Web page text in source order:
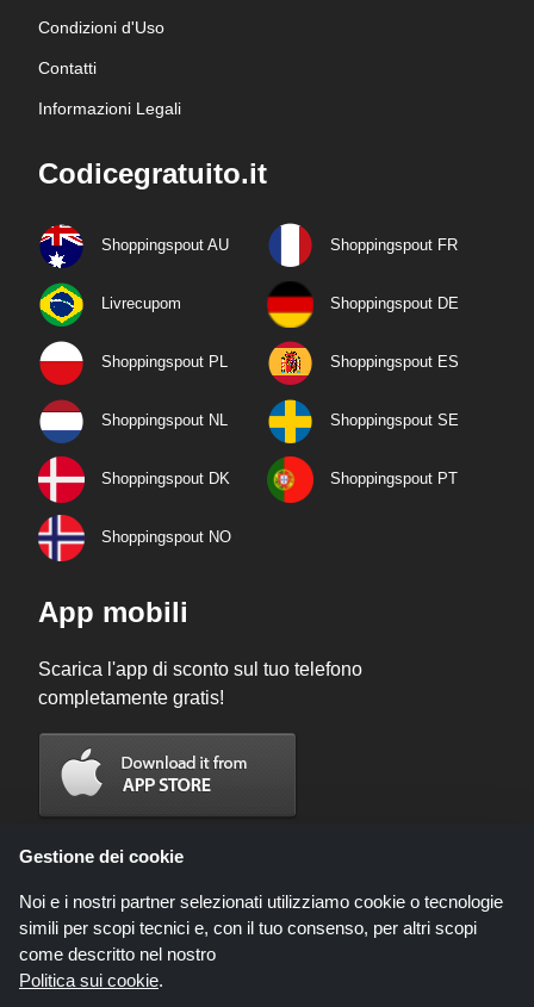
Condizioni d'Uso
Contatti
Informazioni Legali
Codicegratuito.it
Shoppingspout AU Shoppingspout FR
Livrecupom Shoppingspout DE
Shoppingspout PL Shoppingspout ES
Shoppingspout NL Shoppingspout SE
Shoppingspout DK Shoppingspout PT
Shoppingspout NO
App mobili
Scarica l'app di sconto sul tuo telefono
completamente gratis!
Gestione dei cookie
Noi e i nostri partner selezionati utilizziamo cookie o tecnologie
simili per scopi tecnici e, con il tuo consenso, per altri scopi
come descritto nel nostro
Politica sui cookie.